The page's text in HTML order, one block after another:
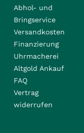
Abhol- und
Bringservice
Versandkosten
Finanzierung
Uhrmacherei
Altgold Ankauf
FAQ
Vertrag
widerrufen